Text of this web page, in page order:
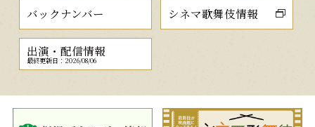
バックナンバー シネマ歌舞伎情報
出演・配信情報
最終更新日：2026/08/06